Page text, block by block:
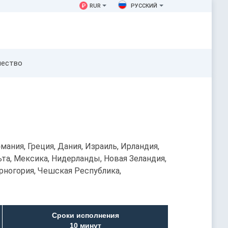
₽ RUR РУССКИЙ
Греция, Дания, Израиль, Ирландия,
Мексика, Нидерланды, Новая Зеландия,
Чешская Республика,
Сроки исполнения
10 минут